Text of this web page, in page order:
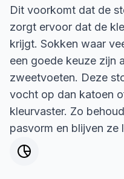
Dit voorkomt dat de
zorgt ervoor dat de
krijgt. Sokken waar
een goede keuze zijn
zweetvoeten. Deze
vocht op dan katoen
kleurvaster. Zo
pasvorm en blijven ze